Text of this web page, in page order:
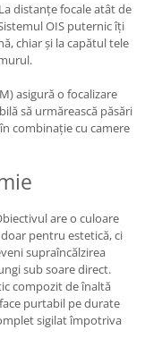
La distanțe focale atât de
OIS puternic îți
chiar și la capătul tele
asigură o focalizare
să urmărească păsări
combinație cu camere
are o culoare
doar pentru estetică, ci
supraîncălzirea
sub soare direct.
compozit de înaltă
purtabil pe durate
sigilat împotriva